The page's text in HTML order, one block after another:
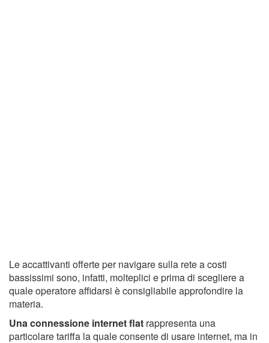
Le accattivanti offerte per navigare sulla rete a costi
bassissimi sono, infatti, molteplici e prima di scegliere a
quale operatore affidarsi è consigliabile approfondire la
materia.
Una connessione internet flat rappresenta una
particolare tariffa la quale consente di usare internet, ma in